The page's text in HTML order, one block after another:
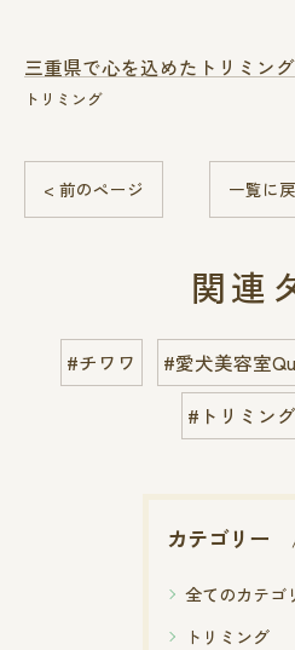
三重県で心を込めたトリミング
トリミング
< 前のページ 一覧に
関連
#チワワ #愛犬美容室
#トリミン
カテゴリー
全てのカテゴ
トリミング